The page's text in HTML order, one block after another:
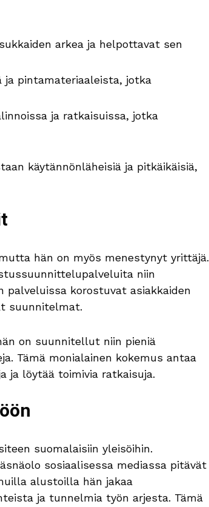
arkea ja helpottavat sen
ja pintamateriaaleista, jotka
ja ratkaisuissa, jotka
käytännönläheisiä ja pitkäikäisiä,
hän on myös menestynyt yrittäjä.
niin
palveluissa korostuvat asiakkaiden
suunnitelmat.
on suunnitellut niin pieniä
Tämä monialainen kokemus antaa
ja löytää toimivia ratkaisuja.
suomalaisiin yleisöihin.
sosiaalisessa mediassa pitävät
alustoilla hän jakaa
ja tunnelmia työn arjesta. Tämä